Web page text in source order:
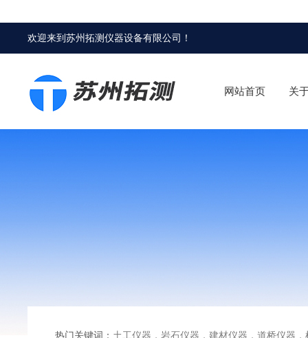
欢迎来到苏州拓测仪器设备有限公司 ！
网站首页 关
热门关键词： 土工仪器，岩石仪器，建材仪器，道桥仪器，检测